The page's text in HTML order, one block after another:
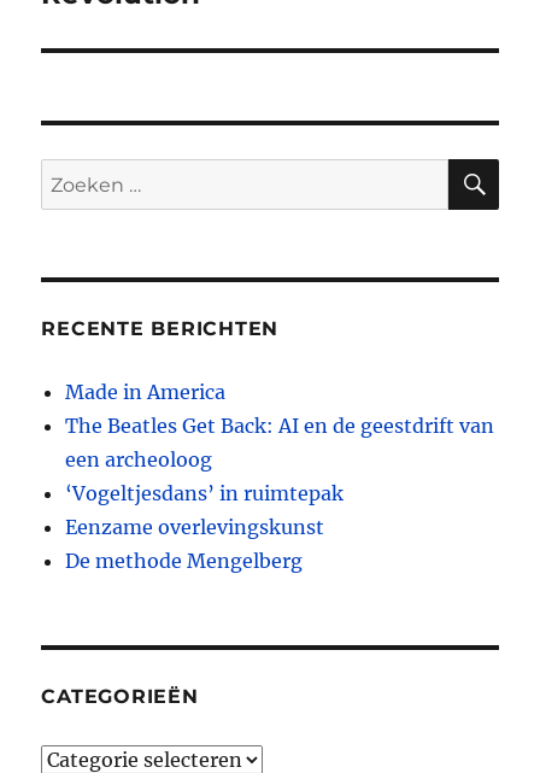
Zoeken
naar:
RECENTE BERICHTEN
Made in America
The Beatles Get Back: AI en de geestdrift van
een archeoloog
‘Vogeltjesdans’ in ruimtepak
Eenzame overlevingskunst
De methode Mengelberg
CATEGORIEËN
Categorieën